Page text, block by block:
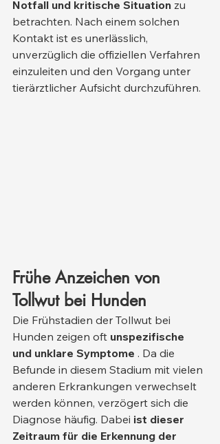
Notfall und kritische Situation zu
betrachten. Nach einem solchen
Kontakt ist es unerlässlich,
unverzüglich die offiziellen Verfahren
einzuleiten und den Vorgang unter
tierärztlicher Aufsicht durchzuführen.
Frühe Anzeichen von
Tollwut bei Hunden
Die Frühstadien der Tollwut bei
Hunden zeigen oft unspezifische
und unklare Symptome . Da die
Befunde in diesem Stadium mit vielen
anderen Erkrankungen verwechselt
werden können, verzögert sich die
Diagnose häufig. Dabei ist dieser
Zeitraum für die Erkennung der